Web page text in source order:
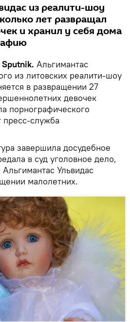
из реалити-шоу
лет развращал
и хранил у себя дома
Альгимантас
из литовских реалити-шоу
в развращении 27
девочек
порнографического
пресс-служба
завершила досудебное
в суд уголовное дело,
Ульвидас
малолетних.